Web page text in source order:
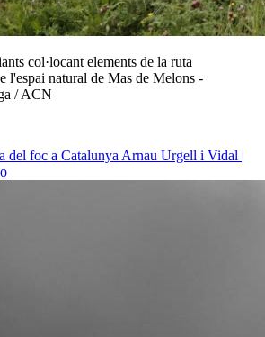
col·locant elements de la ruta
l'espai natural de Mas de Melons -
/ ACN
del foc a Catalunya Arnau Urgell i Vidal |